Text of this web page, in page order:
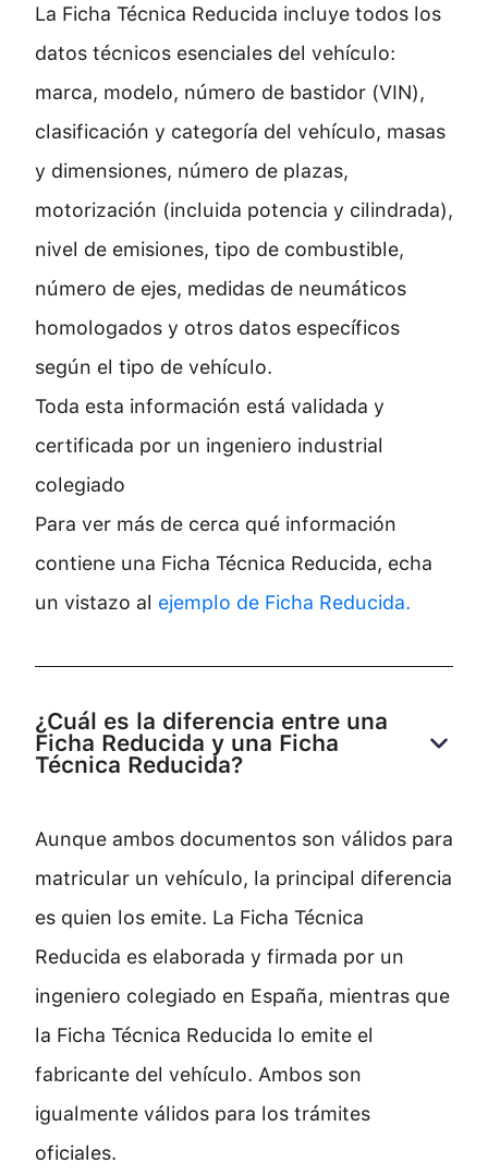
La Ficha Técnica Reducida incluye todos los
datos técnicos esenciales del vehículo:
marca, modelo, número de bastidor (VIN),
clasificación y categoría del vehículo, masas
y dimensiones, número de plazas,
motorización (incluida potencia y cilindrada),
nivel de emisiones, tipo de combustible,
número de ejes, medidas de neumáticos
homologados y otros datos específicos
según el tipo de vehículo.
Toda esta información está validada y
certificada por un ingeniero industrial
colegiado
Para ver más de cerca qué información
contiene una Ficha Técnica Reducida, echa
un vistazo al ejemplo de Ficha Reducida.
¿Cuál es la diferencia entre una
Ficha Reducida y una Ficha
Técnica Reducida?
Aunque ambos documentos son válidos para
matricular un vehículo, la principal diferencia
es quien los emite. La Ficha Técnica
Reducida es elaborada y firmada por un
ingeniero colegiado en España, mientras que
la Ficha Técnica Reducida lo emite el
fabricante del vehículo. Ambos son
igualmente válidos para los trámites
oficiales.